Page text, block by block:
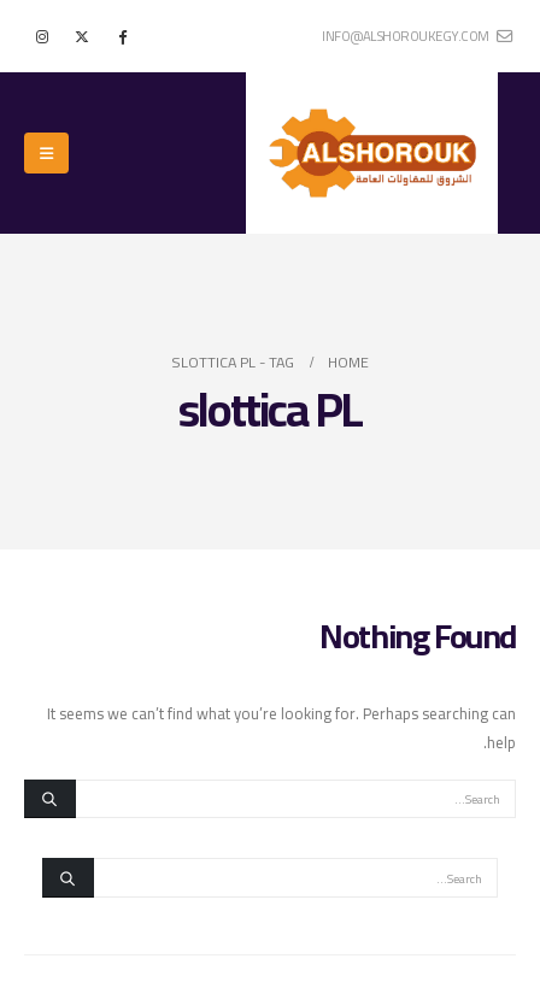
INFO@ALSHOROUKEGY.COM
HOME
TAG -
SLOTTICA PL
slottica PL
Nothing Found
It seems we can’t find what you’re looking for. Perhaps searching can
help.